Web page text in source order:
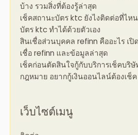
บ้าง รวมสิ่งที่ต้องรู้ล่าสุด
เช็คสถานะบัตร ktc ยังไงติดต่อที่ไห
บัตร ktc ทำได้ด้วยตัวเอง
สินเชื่อส่วนบุคคล refinn คืออะไร เ
เชื่อ refinn และข้อมูลล่าสุด
เช็คก่อนตัดสินใจกู้กับบริการเช็คบริ
กฎหมาย อยากกู้เงินออนไลน์ต้องเช็ค
เว็บไซต์เมนู